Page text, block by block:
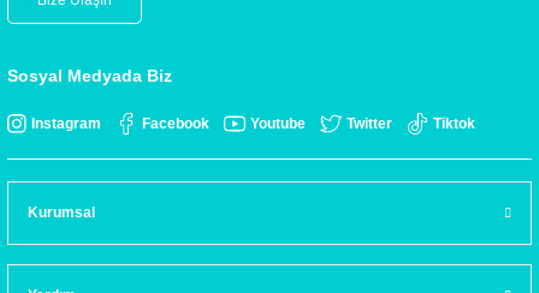
Sosyal Medyada Biz
Instagram Facebook Youtube Twitter Tiktok
Kurumsal